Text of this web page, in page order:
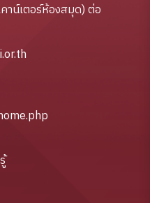
น์เตอร์ห้องสมุด) ต่อ